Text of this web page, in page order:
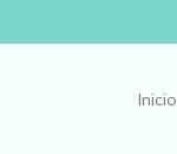
Inicio